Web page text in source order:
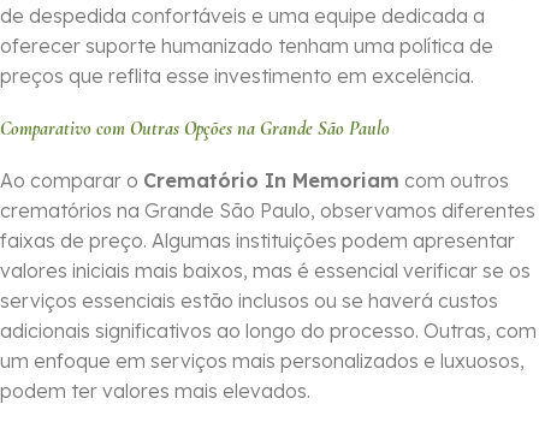
de despedida confortáveis e uma equipe dedicada a
oferecer suporte humanizado tenham uma política de
preços que reflita esse investimento em excelência.
Comparativo com Outras Opções na Grande São Paulo
Ao comparar o Crematório In Memoriam com outros
crematórios na Grande São Paulo, observamos diferentes
faixas de preço. Algumas instituições podem apresentar
valores iniciais mais baixos, mas é essencial verificar se os
serviços essenciais estão inclusos ou se haverá custos
adicionais significativos ao longo do processo. Outras, com
um enfoque em serviços mais personalizados e luxuosos,
podem ter valores mais elevados.